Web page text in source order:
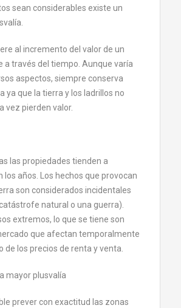
sean considerables existe un
al incremento del valor de un
a través del tiempo. Aunque varía
aspectos, siempre conserva
ya que la tierra y los ladrillos no
vez pierden valor.
las propiedades tienden a
los años. Los hechos que provocan
son considerados incidentales
natural o una guerra).
extremos, lo que se tiene son
que afectan temporalmente
los precios de renta y venta.
mayor plusvalía
prever con exactitud las zonas